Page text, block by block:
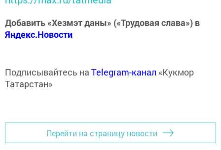
Добавить «Хезмэт даны» («Трудовая слава») в
Яндекс.Новости
Подписывайтесь на Telegram-канал «Кукмор
Татарстан»
Перейти на страницу новости